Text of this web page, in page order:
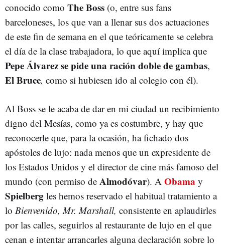
conocido como The Boss (o, entre sus fans
barceloneses, los que van a llenar sus dos actuaciones
de este fin de semana en el que teóricamente se celebra
el día de la clase trabajadora, lo que aquí implica que
Pepe Álvarez se pide una ración doble de gambas,
El Bruce, como si hubiesen ido al colegio con él).
Al Boss se le acaba de dar en mi ciudad un recibimiento
digno del Mesías, como ya es costumbre, y hay que
reconocerle que, para la ocasión, ha fichado dos
apóstoles de lujo: nada menos que un expresidente de
los Estados Unidos y el director de cine más famoso del
mundo (con permiso de Almodóvar). A Obama y
Spielberg les hemos reservado el habitual tratamiento a
lo Bienvenido, Mr. Marshall, consistente en aplaudirles
por las calles, seguirlos al restaurante de lujo en el que
cenan e intentar arrancarles alguna declaración sobre lo